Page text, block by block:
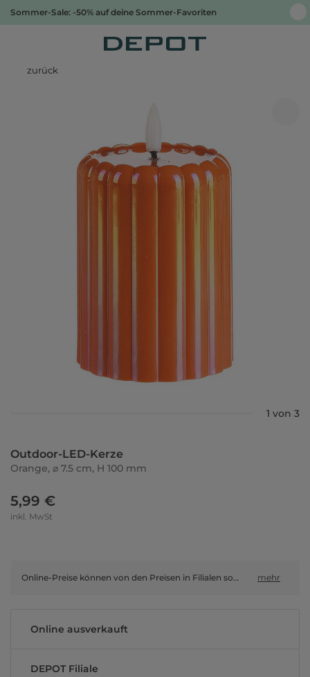
Sommer-Sale: -50% auf deine Sommer-Favoriten
zurück
1 von 3
Outdoor-LED-Kerze
Orange, ⌀ 7.5 cm, H 100 mm
5,99 €
inkl. MwSt
Online-Preise können von den Preisen in Filialen sowie Shop-in-Shop-Flächen abweichen. mehr
Online ausverkauft
DEPOT Filiale